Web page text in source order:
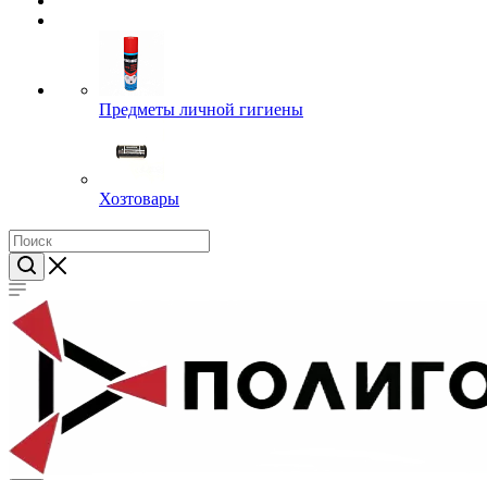
Предметы личной гигиены
Хозтовары